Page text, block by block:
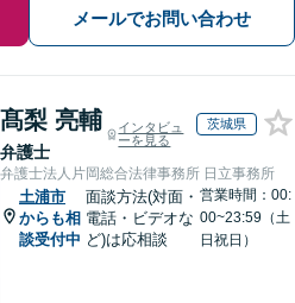
メールでお問い合わせ
髙梨 亮輔
弁護士
インタビュ
ーを見る
茨城県
弁護士法人片岡総合法律事務所 日立事務所
土浦市
からも相
談受付中
面談方法(対面・
電話・ビデオな
ど)は応相談
営業時間：00:
00~23:59（土
日祝日）